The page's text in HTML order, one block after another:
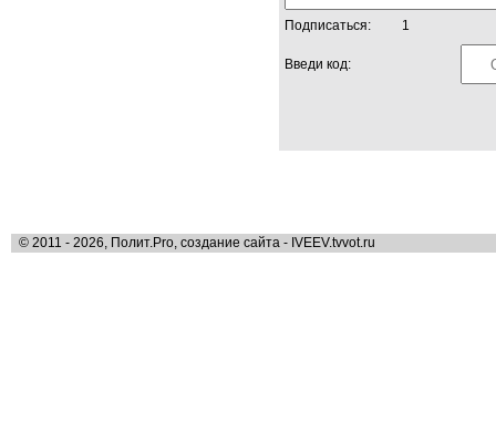
Подписаться: 1
Введи код:
© 2011 - 2026, Полит.Pro, создание сайта - IVEEV.tvvot.ru